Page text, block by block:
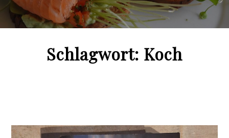
Schlagwort: Koch